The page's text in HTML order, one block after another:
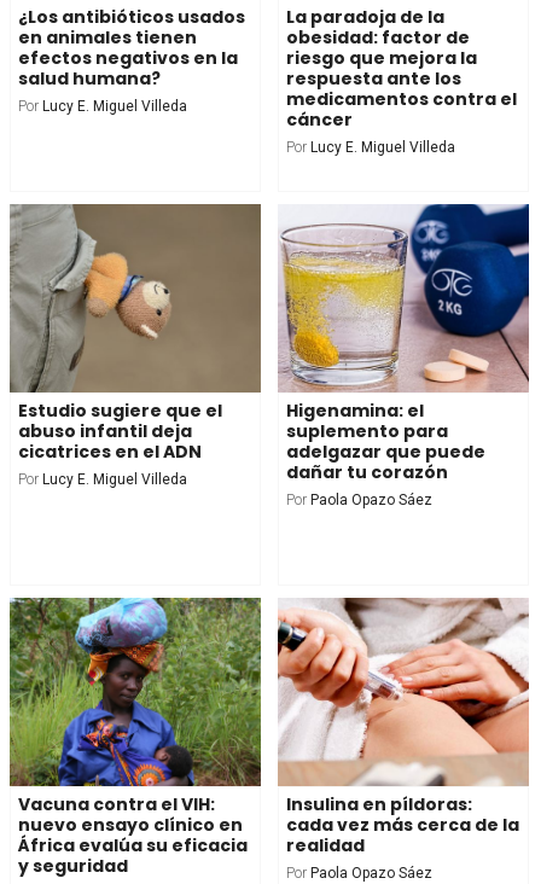
¿Los antibióticos usados
en animales tienen
efectos negativos en la
salud humana?
Por Lucy E. Miguel Villeda
La paradoja de la
obesidad: factor de
riesgo que mejora la
respuesta ante los
medicamentos contra el
cáncer
Por Lucy E. Miguel Villeda
Estudio sugiere que el
abuso infantil deja
cicatrices en el ADN
Por Lucy E. Miguel Villeda
Higenamina: el
suplemento para
adelgazar que puede
dañar tu corazón
Por Paola Opazo Sáez
Vacuna contra el VIH:
nuevo ensayo clínico en
África evalúa su eficacia
y seguridad
Insulina en píldoras:
cada vez más cerca de la
realidad
Por Paola Opazo Sáez